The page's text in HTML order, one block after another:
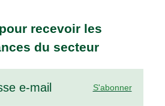
recevoir les
du secteur
S'abonner